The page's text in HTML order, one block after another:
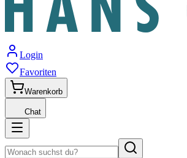
Login
Favoriten
Warenkorb
Chat